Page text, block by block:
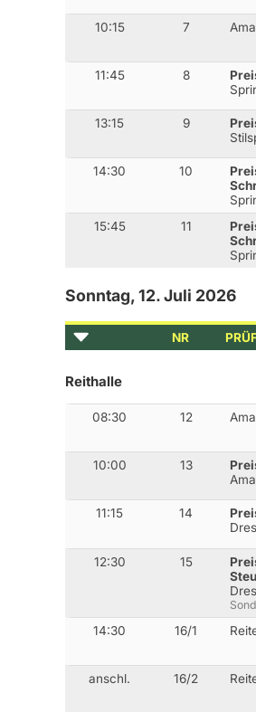
10:15 7
11:45 8
13:15 9
14:30 10
15:45 11
Sonntag, 12. Juli 2026
NR
Reithalle
08:30 12
10:00 13
11:15 14
12:30 15
14:30 16/1
anschl. 16/2